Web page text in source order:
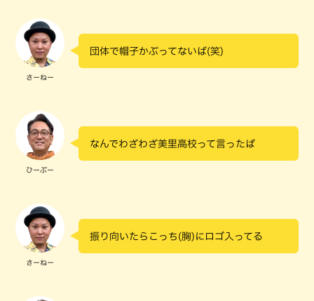
さーねー
団体で帽子かぶってないば(笑)
ひーぷー
なんでわざわざ美里高校って言ったば
さーねー
振り向いたらこっち(胸)にロゴ入ってる